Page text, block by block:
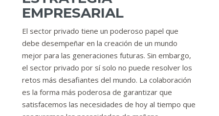
EMPRESARIAL
El sector privado tiene un poderoso papel que
debe desempeñar en la creación de un mundo
mejor para las generaciones futuras. Sin embargo,
el sector privado por sí solo no puede resolver los
retos más desafiantes del mundo. La colaboración
es la forma más poderosa de garantizar que
satisfacemos las necesidades de hoy al tiempo que